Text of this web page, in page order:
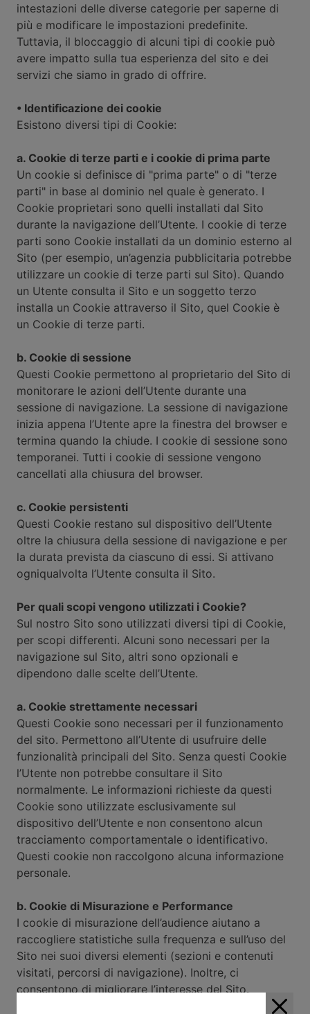
intestazioni delle diverse categorie per saperne di
più e modificare le impostazioni predefinite.
Tuttavia, il bloccaggio di alcuni tipi di cookie può
avere impatto sulla tua esperienza del sito e dei
servizi che siamo in grado di offrire.
• Identificazione dei cookie
Esistono diversi tipi di Cookie:
a. Cookie di terze parti e i cookie di prima parte
Un cookie si definisce di "prima parte" o di "terze
parti" in base al dominio nel quale è generato. I
Cookie proprietari sono quelli installati dal Sito
durante la navigazione dell’Utente. I cookie di terze
parti sono Cookie installati da un dominio esterno al
Sito (per esempio, un’agenzia pubblicitaria potrebbe
utilizzare un cookie di terze parti sul Sito). Quando
un Utente consulta il Sito e un soggetto terzo
installa un Cookie attraverso il Sito, quel Cookie è
un Cookie di terze parti.
b. Cookie di sessione
Questi Cookie permettono al proprietario del Sito di
monitorare le azioni dell’Utente durante una
sessione di navigazione. La sessione di navigazione
inizia appena l’Utente apre la finestra del browser e
termina quando la chiude. I cookie di sessione sono
temporanei. Tutti i cookie di sessione vengono
cancellati alla chiusura del browser.
c. Cookie persistenti
Questi Cookie restano sul dispositivo dell’Utente
oltre la chiusura della sessione di navigazione e per
la durata prevista da ciascuno di essi. Si attivano
ogniqualvolta l’Utente consulta il Sito.
Per quali scopi vengono utilizzati i Cookie?
Sul nostro Sito sono utilizzati diversi tipi di Cookie,
per scopi differenti. Alcuni sono necessari per la
navigazione sul Sito, altri sono opzionali e
dipendono dalle scelte dell’Utente.
a. Cookie strettamente necessari
Questi Cookie sono necessari per il funzionamento
del sito. Permettono all’Utente di usufruire delle
funzionalità principali del Sito. Senza questi Cookie
l’Utente non potrebbe consultare il Sito
normalmente. Le informazioni richieste da questi
Cookie sono utilizzate esclusivamente sul
dispositivo dell’Utente e non consentono alcun
tracciamento comportamentale o identificativo.
Questi cookie non raccolgono alcuna informazione
personale.
b. Cookie di Misurazione e Performance
I cookie di misurazione dell’audience aiutano a
raccogliere statistiche sulla frequenza e sull’uso del
Sito nei suoi diversi elementi (sezioni e contenuti
visitati, percorsi di navigazione). Inoltre, ci
consentono di migliorare l’interesse del Sito.